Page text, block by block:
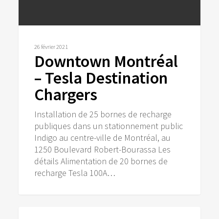
26 février 2021
Downtown Montréal
– Tesla Destination
Chargers
Installation de 25 bornes de recharge
publiques dans un stationnement public
Indigo au centre-ville de Montréal, au
1250 Boulevard Robert-Bourassa Les
détails Alimentation de 20 bornes de
recharge Tesla 100A…